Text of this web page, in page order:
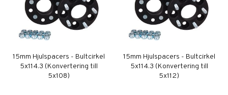
15mm Hjulspacers - Bultcirkel
5x114.3 (Konvertering till
5x108)
15mm Hjulspacers - Bultcirkel
5x114.3 (Konvertering till
5x112)